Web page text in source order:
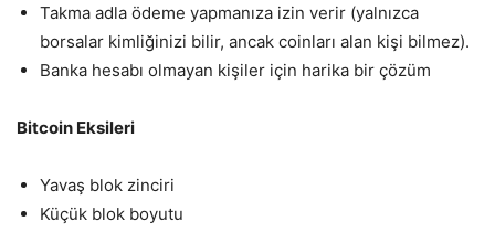
Takma adla ödeme yapmanıza izin verir (yalnızca
borsalar kimliğinizi bilir, ancak coinları alan kişi bilmez).
Banka hesabı olmayan kişiler için harika bir çözüm
Bitcoin Eksileri
Yavaş blok zinciri
Küçük blok boyutu